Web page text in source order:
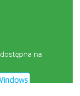
dostępna na